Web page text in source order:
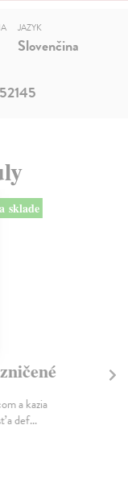
JAZYK
Slovenčina
sklade
a kazia
a def...